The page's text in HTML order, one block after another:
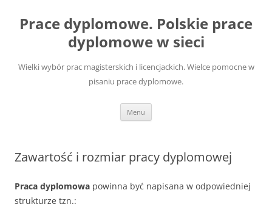
treści
Prace dyplomowe. Polskie prace
dyplomowe w sieci
Wielki wybór prac magisterskich i licencjackich. Wielce pomocne w
pisaniu prace dyplomowe.
Menu
Zawartość i rozmiar pracy dyplomowej
Praca dyplomowa powinna być napisana w odpowiedniej
strukturze tzn.: